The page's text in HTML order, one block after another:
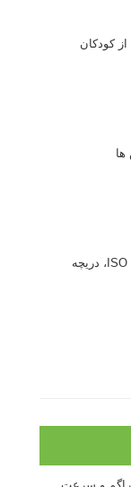
کودکان
درک نوردهی – همراه با توضیح ISO، دریچه